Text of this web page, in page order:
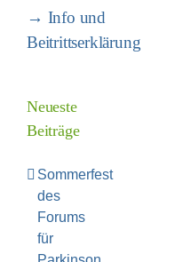
→ Info und
Beitrittserklärung
Neueste
Beiträge
Sommerfest
des
Forums
für